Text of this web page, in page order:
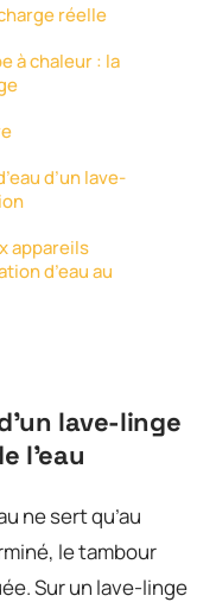
réelle
à chaleur : la
d’un lave-
appareils
d’eau au
lave-linge
l’eau
ne sert qu’au
le tambour
Sur un lave-linge